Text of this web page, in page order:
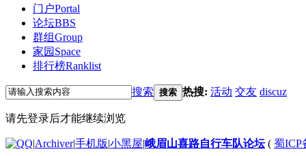
门户Portal
论坛BBS
群组Group
家园 Space
排行榜Ranklist
搜索 搜索 热搜: 活动 交友 discuz
请先登录后才能继续浏览
|Archiver|手机版|小黑屋|峨眉山喜路自行车队论坛( 蜀ICP